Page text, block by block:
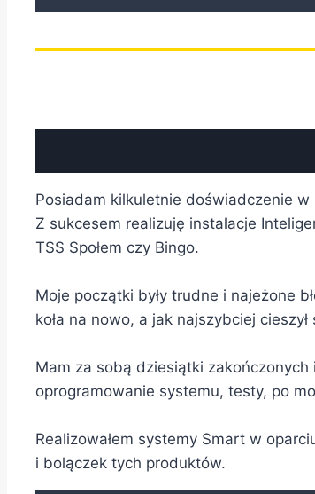
Posiadam kilkuletnie doświadczenie w
Z sukcesem realizuję instalacje
TSS Społem czy Bingo.
Moje początki były trudne i najeżone
koła na nowo, a jak najszybciej
Mam za sobą dziesiątki
oprogramowanie systemu, testy, po
Realizowałem systemy Smart w
i bolączek tych produktów.